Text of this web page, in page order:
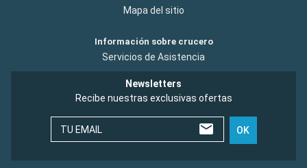
Mapa del sitio
Información sobre crucero
Servicios de Asistencia
Newsletters
Recibe nuestras exclusivas ofertas
TU EMAIL OK